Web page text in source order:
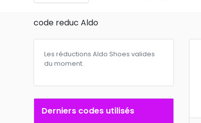
code reduc Aldo
Les réductions Aldo Shoes valides
du moment.
Derniers codes utilisés